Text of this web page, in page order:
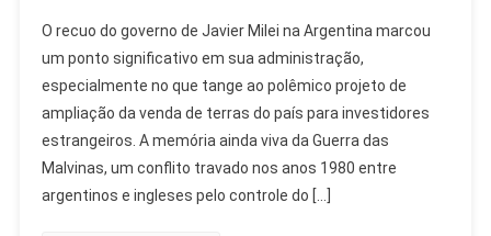
Recua
Em
Venda
De
Terras
A
Estrangeiros
O recuo do governo de Javier Milei na Argentina marcou
um ponto significativo em sua administração,
especialmente no que tange ao polêmico projeto de
ampliação da venda de terras do país para investidores
estrangeiros. A memória ainda viva da Guerra das
Malvinas, um conflito travado nos anos 1980 entre
argentinos e ingleses pelo controle do […]